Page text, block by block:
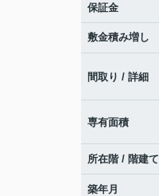
保証金
敷金積み増し
間取り / 詳細
専有面積
所在階 / 階建て
築年月